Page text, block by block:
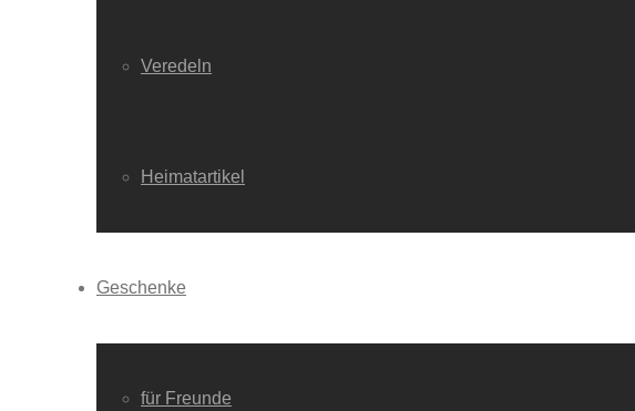
Veredeln
Heimatartikel
Geschenke
für Freunde